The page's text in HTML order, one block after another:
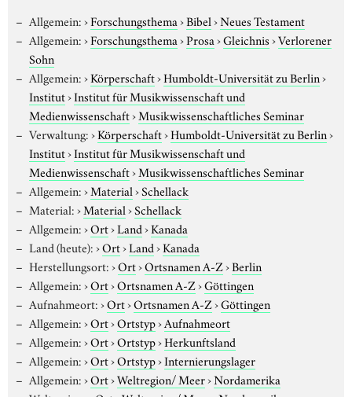
Allgemein:›Forschungsthema›Bibel›Neues Testament
Allgemein:›Forschungsthema›Prosa›Gleichnis›Verlorener
Sohn
Allgemein:›Körperschaft›Humboldt-Universität zu Berlin›
Institut›Institut für Musikwissenschaft und
Medienwissenschaft›Musikwissenschaftliches Seminar
Verwaltung:›Körperschaft›Humboldt-Universität zu Berlin›
Institut›Institut für Musikwissenschaft und
Medienwissenschaft›Musikwissenschaftliches Seminar
Allgemein:›Material›Schellack
Material:›Material›Schellack
Allgemein:›Ort›Land›Kanada
Land (heute):›Ort›Land›Kanada
Herstellungsort:›Ort›Ortsnamen A-Z›Berlin
Allgemein:›Ort›Ortsnamen A-Z›Göttingen
Aufnahmeort:›Ort›Ortsnamen A-Z›Göttingen
Allgemein:›Ort›Ortstyp›Aufnahmeort
Allgemein:›Ort›Ortstyp›Herkunftsland
Allgemein:›Ort›Ortstyp›Internierungslager
Allgemein:›Ort›Weltregion/ Meer›Nordamerika